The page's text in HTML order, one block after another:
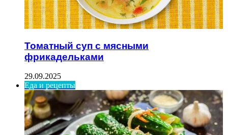
Томатный суп с мясными
фрикадельками
29.09.2025
Еда и рецепты